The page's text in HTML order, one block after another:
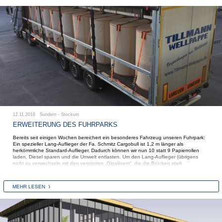
12.11.2018 Sundern - Stockum
ERWEITERUNG DES FUHRPARKS
Bereits seit einigen Wochen bereichert ein besonderes Fahrzeug unseren Fuhrpark:
Ein spezieller Lang-Auflieger der Fa. Schmitz Cargobull ist 1,2 m länger als
herkömmliche Standard-Auflieger. Dadurch können wir nun 10 statt 9 Papierrollen
laden, Diesel sparen und die Umwelt entlasten. Um den Lang-Auflieger (übrigens
nicht zu verwechseln mit den verpönten „Gigalinern“, die die Brücken stark
Benz ist vollgestopft mit diversen Assistenzsystemen, die den Fahrer unterstützen.
Erste Analysen des Treibstoff-Verbrauchs zeigen, dass „die Rechnung aufgeht“ und
MEHR LESEN